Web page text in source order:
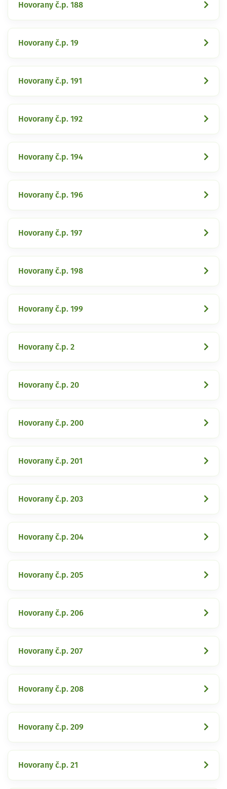
Hovorany č.p. 188
Hovorany č.p. 19
Hovorany č.p. 191
Hovorany č.p. 192
Hovorany č.p. 194
Hovorany č.p. 196
Hovorany č.p. 197
Hovorany č.p. 198
Hovorany č.p. 199
Hovorany č.p. 2
Hovorany č.p. 20
Hovorany č.p. 200
Hovorany č.p. 201
Hovorany č.p. 203
Hovorany č.p. 204
Hovorany č.p. 205
Hovorany č.p. 206
Hovorany č.p. 207
Hovorany č.p. 208
Hovorany č.p. 209
Hovorany č.p. 21